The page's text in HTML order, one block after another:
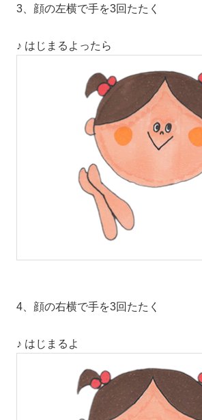
3、顔の左横で手を3回たたく
♪ はじまるよったら
4、顔の右横で手を3回たたく
♪ はじまるよ